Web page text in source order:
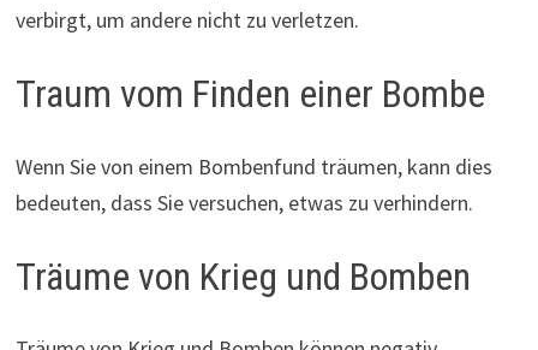
verbirgt, um andere nicht zu verletzen.
Traum vom Finden einer Bombe
Wenn Sie von einem Bombenfund träumen, kann dies
bedeuten, dass Sie versuchen, etwas zu verhindern.
Träume von Krieg und Bomben